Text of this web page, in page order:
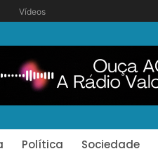
Vídeos
Política Sociedade